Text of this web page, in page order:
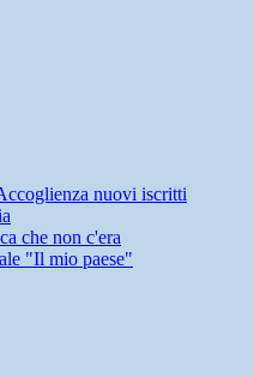
nuovi iscritti
che non c'era
"Il mio paese"